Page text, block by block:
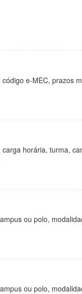
e-MEC, prazos
horária, turma,
ou polo,
ou polo,